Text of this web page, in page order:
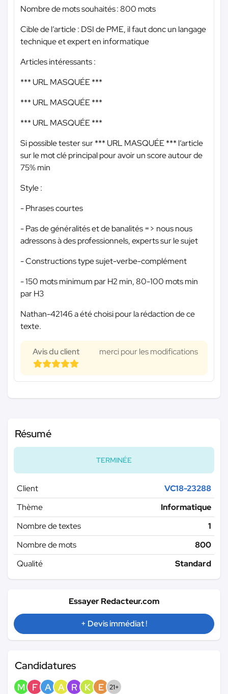
Nombre de mots souhaités : 800 mots
Cible de l’article : DSI de PME, il faut donc un langage
technique et expert en informatique
Articles intéressants :
*** URL MASQUÉE ***
*** URL MASQUÉE ***
*** URL MASQUÉE ***
Si possible tester sur*** URL MASQUÉE *** l’article
sur le mot clé principal pour avoir un score autour de
75% min
Style :
- Phrases courtes
- Pas de généralités et de banalités => nous nous
adressons à des professionnels, experts sur le sujet
- Constructions type sujet-verbe-complément
- 150 mots minimum par H2 min, 80-100 mots min
par H3
Nathan-42146 a été choisi pour la rédaction de ce
texte.
Avis du client merci pour les modifications
Résumé
TERMINÉE
Client
VC18-23288
Thème
Informatique
Nombre de textes
1
Nombre de mots
800
Qualité
Standard
Essayer Redacteur.com
+ Devis immédiat !
Candidatures
M F A A R K E 21+